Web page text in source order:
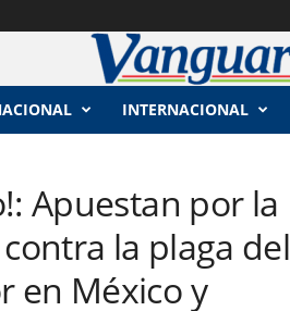
INTERNACIONAL
Apuestan por la
la plaga del
en México y